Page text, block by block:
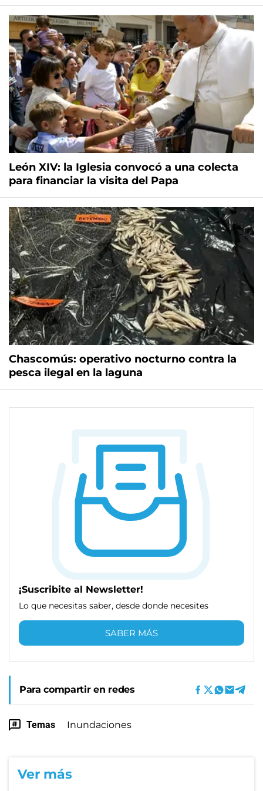
León XIV: la Iglesia convocó a una colecta
para financiar la visita del Papa
Chascomús: operativo nocturno contra la
pesca ilegal en la laguna
¡Suscribite al Newsletter!
Lo que necesitas saber, desde donde necesites
SABER MÁS
Para compartir en redes
Temas Inundaciones
Ver más